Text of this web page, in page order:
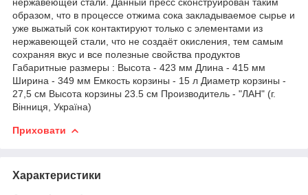
образом, что в процессе отжима сока закладываемое сырье и
уже выжатый сок контактируют только с элементами из
нержавеющей стали, что не создаёт окисления, тем самым
сохраняя вкус и все полезные свойства продуктов
Габаритные размеры : Высота - 423 мм Длина - 415 мм
Ширина - 349 мм Емкость корзины - 15 л Диаметр корзины -
27,5 см Высота корзины 23.5 см Производитель - "ЛАН" (г.
Вінниця, Україна)
Приховати
Характеристики